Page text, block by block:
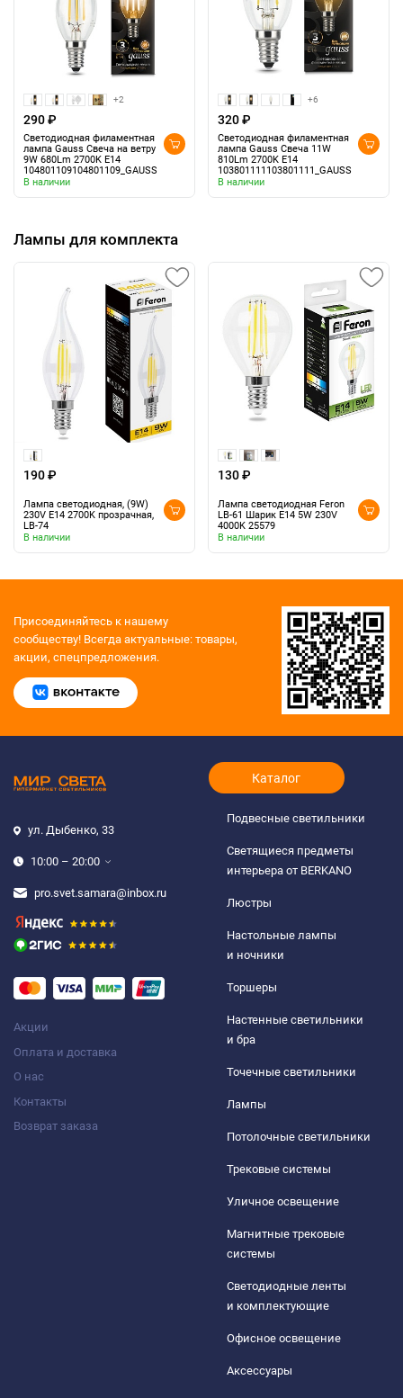
+2
290 ₽
Светодиодная филаментная
лампа Gauss Свеча на ветру
9W 680Lm 2700K E14
104801109104801109_GAUSS
В наличии
+6
320 ₽
Светодиодная филаментная
лампа Gauss Свеча 11W
810Lm 2700K E14
103801111103801111_GAUSS
В наличии
Лампы для комплекта
190 ₽
Лампа светодиодная, (9W)
230V E14 2700K прозрачная,
LB-74
В наличии
130 ₽
Лампа светодиодная Feron
LB-61 Шарик E14 5W 230V
4000K 25579
В наличии
Присоединяйтесь к нашему
сообществу! Всегда актуальные: товары,
акции, спецпредложения.
ул. Дыбенко, 33
10:00 – 20:00
pro.svet.samara@inbox.ru
Акции
Оплата и доставка
О нас
Контакты
Возврат заказа
Каталог
Подвесные светильники
Светящиеся предметы
интерьера от BERKANO
Люстры
Настольные лампы
и ночники
Торшеры
Настенные светильники
и бра
Точечные светильники
Лампы
Потолочные светильники
Трековые системы
Уличное освещение
Магнитные трековые
системы
Светодиодные ленты
и комплектующие
Офисное освещение
Аксессуары